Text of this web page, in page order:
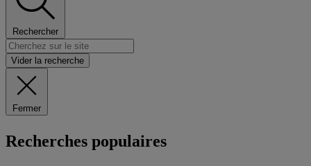
Rechercher
Vider la recherche
Fermer
Recherches populaires